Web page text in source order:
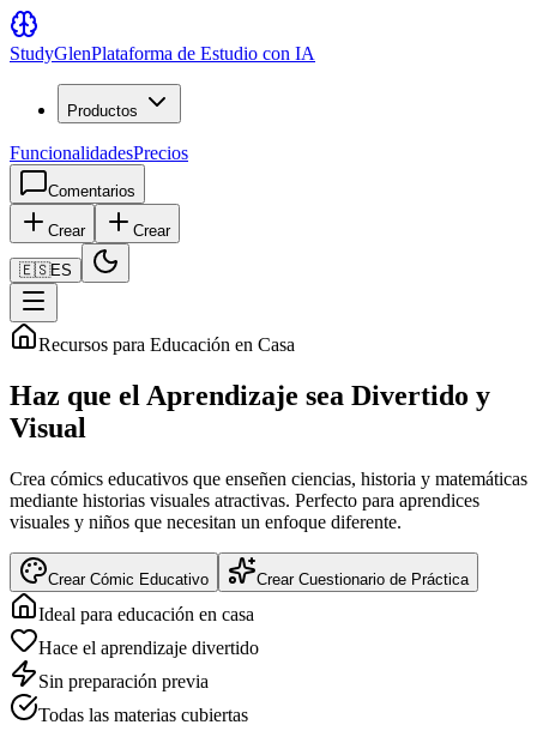
StudyGlenPlataforma de Estudio con IA
Productos
FuncionalidadesPrecios
Comentarios
Crear Crear
🇪🇸ES
Recursos para Educación en Casa
Haz que el Aprendizaje sea Divertido y
Visual
Crea cómics educativos que enseñen ciencias, historia y matemáticas
mediante historias visuales atractivas. Perfecto para aprendices
visuales y niños que necesitan un enfoque diferente.
Crear Cómic Educativo Crear Cuestionario de Práctica
Ideal para educación en casa
Hace el aprendizaje divertido
Sin preparación previa
Todas las materias cubiertas